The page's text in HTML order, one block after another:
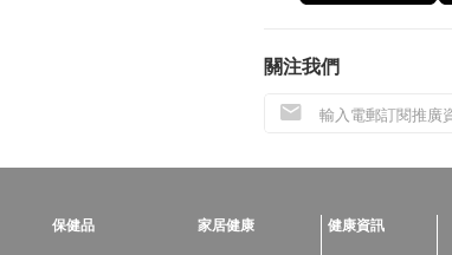
關注我們
保健品 家居健康 健康資訊